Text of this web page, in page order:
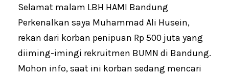
Selamat malam LBH HAMI Bandung
Perkenalkan saya Muhammad Ali Husein,
rekan dari korban penipuan Rp 500 juta yang
diiming-imingi rekruitmen BUMN di Bandung.
Mohon info, saat ini korban sedang mencari